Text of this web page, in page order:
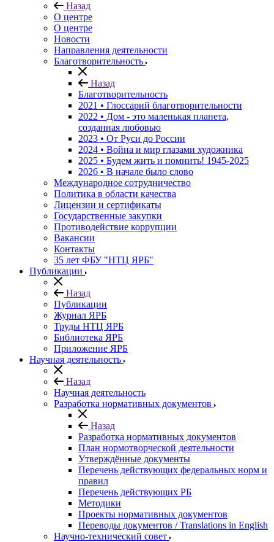
Назад
О центре
О центре
Новости
Направления деятельности
Благотворительность
Назад
Благотворительность
2021 • Глоссарий благотворительности
2022 • Дом - это маленькая планета,
созданная любовью
2023 • От Руси до России
2024 • Война и мир глазами художника
2025 • Будем жить и помнить! 1945-2025
2026 • В начале было слово
Международное сотрудничество
Политика в области качества
Лицензии и сертификаты
Государственные закупки
Противодействие коррупции
Вакансии
Контакты
35 лет ФБУ "НТЦ ЯРБ"
Публикации
Назад
Публикации
Журнал ЯРБ
Труды НТЦ ЯРБ
Библиотека ЯРБ
Приложение ЯРБ
Научная деятельность
Назад
Научная деятельность
Разработка нормативных документов
Назад
Разработка нормативных документов
План нормотворческой деятельности
Утверждённые документы
Перечень действующих федеральных норм и
правил
Перечень действующих РБ
Методики
Проекты нормативных документов
Переводы документов / Translations in English
Научно-технический совет